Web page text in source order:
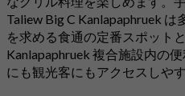
Taliew Big C Kanlapaphruek
を求める食通の定番スポット
Kanlapaphruek 複合施設内の
にも観光客にもアクセスしや